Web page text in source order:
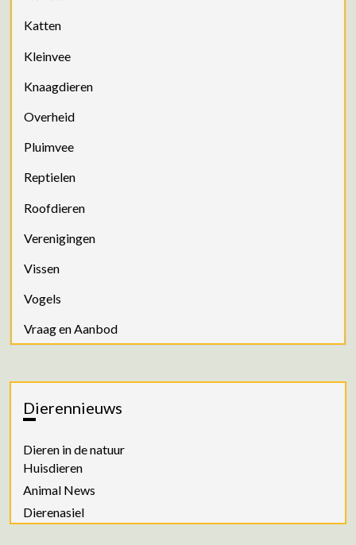
Katten
Kleinvee
Knaagdieren
Overheid
Pluimvee
Reptielen
Roofdieren
Verenigingen
Vissen
Vogels
Vraag en Aanbod
Dierennieuws
Dieren in de natuur
Huisdieren
Animal News
Dierenasiel